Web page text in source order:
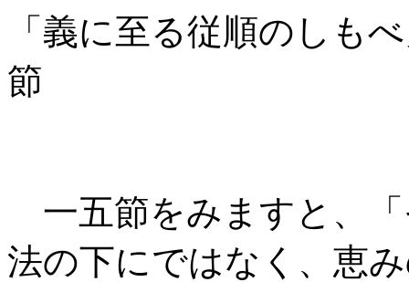
「義に至る従順のしも
節
一五節をみますと、
法の下にではなく、恵